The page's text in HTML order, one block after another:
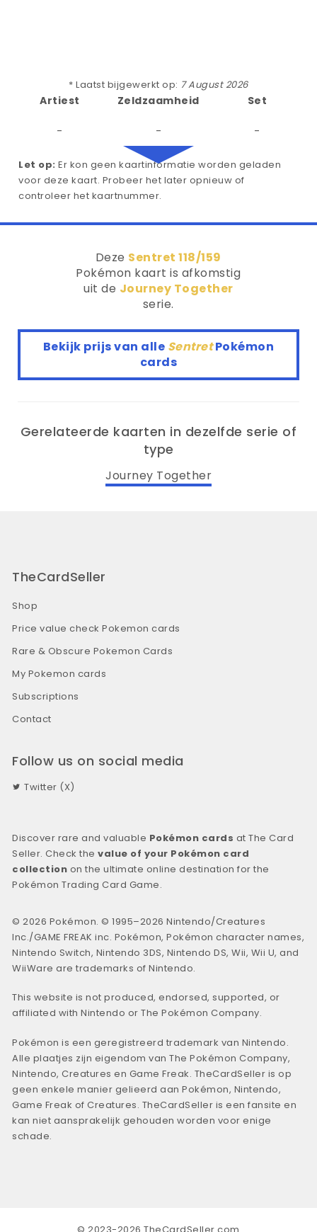
* Laatst bijgewerkt op: 7 August 2026
Artiest
-
Zeldzaamheid
-
Set
-
Let op: Er kon geen kaartinformatie worden geladen
voor deze kaart. Probeer het later opnieuw of
controleer het kaartnummer.
Deze Sentret 118/159
Pokémon kaart is afkomstig
uit de Journey Together
serie.
Bekijk prijs van alle SentretPokémon
cards
Gerelateerde kaarten in dezelfde serie of
type
Journey Together
TheCardSeller
Shop
Price value check Pokemon cards
Rare & Obscure Pokemon Cards
My Pokemon cards
Subscriptions
Contact
Follow us on social media
Twitter (X)
Discover rare and valuable Pokémon cards at The Card
Seller. Check thevalue of your Pokémon card
collection on the ultimate online destination for the
Pokémon Trading Card Game.
© 2026 Pokémon. © 1995–2026 Nintendo/Creatures
Inc./GAME FREAK inc. Pokémon, Pokémon character names,
Nintendo Switch, Nintendo 3DS, Nintendo DS, Wii, Wii U, and
WiiWare are trademarks of Nintendo.
This website is not produced, endorsed, supported, or
affiliated with Nintendo or The Pokémon Company.
Pokémon is een geregistreerd trademark van Nintendo.
Alle plaatjes zijn eigendom van The Pokémon Company,
Nintendo, Creatures en Game Freak. TheCardSeller is op
geen enkele manier gelieerd aan Pokémon, Nintendo,
Game Freak of Creatures. TheCardSeller is een fansite en
kan niet aansprakelijk gehouden worden voor enige
schade.
© 2023-2026 TheCardSeller.com